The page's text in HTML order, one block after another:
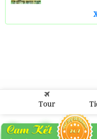
Giá từ: 650,000
Tour 3 Đảo Phú Quốc 1
Tour